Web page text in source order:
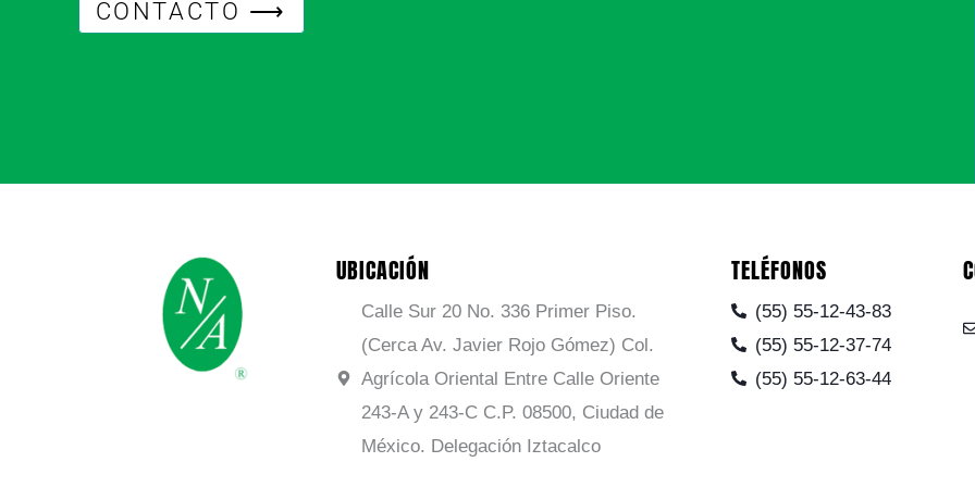
CONTACTO ⟶
UBICACIÓN
Calle Sur 20 No. 336 Primer Piso.
(Cerca Av. Javier Rojo Gómez) Col.
Agrícola Oriental Entre Calle Oriente
243-A y 243-C C.P. 08500, Ciudad de
México. Delegación Iztacalco
TELÉFONOS
(55) 55-12-43-83
(55) 55-12-37-74
(55) 55-12-63-44